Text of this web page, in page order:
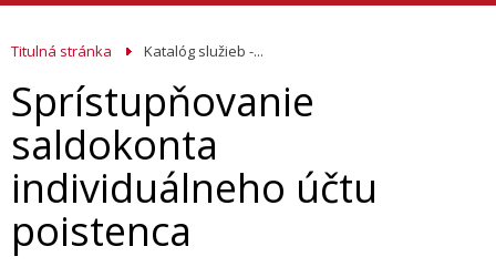
Titulná stránka Katalóg služieb -...
Sprístupňovanie
saldokonta
individuálneho účtu
poistenca